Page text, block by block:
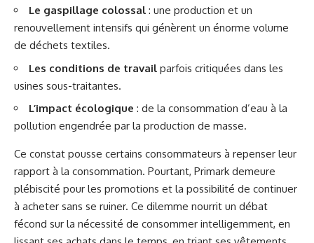
Le gaspillage colossal : une production et un
renouvellement intensifs qui génèrent un énorme volume
de déchets textiles.
Les conditions de travail parfois critiquées dans les
usines sous-traitantes.
L’impact écologique : de la consommation d’eau à la
pollution engendrée par la production de masse.
Ce constat pousse certains consommateurs à repenser leur
rapport à la consommation. Pourtant, Primark demeure
plébiscité pour les promotions et la possibilité de continuer
à acheter sans se ruiner. Ce dilemme nourrit un débat
fécond sur la nécessité de consommer intelligemment, en